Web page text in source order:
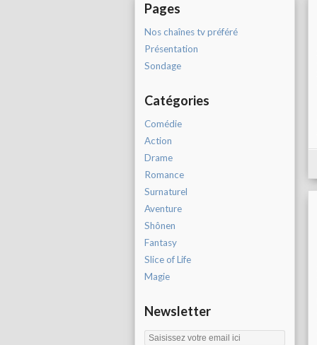
Pages
Nos chaînes tv préféré
Présentation
Sondage
Catégories
Comédie
Action
Drame
Romance
Surnaturel
Aventure
Shônen
Fantasy
Slice of Life
Magie
Newsletter